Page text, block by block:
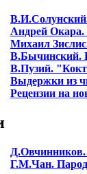
Андрей Окара.
Михаил
В.Бычинский.
В.Пузий.
Выдержки из
Рецензии на
Г.М.Чан.